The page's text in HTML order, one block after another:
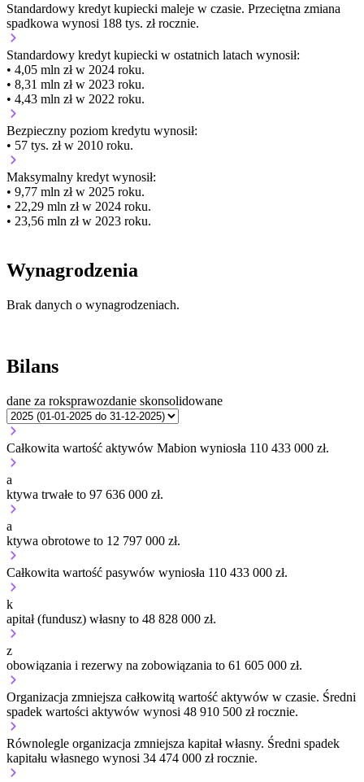
Standardowy kredyt kupiecki maleje w czasie. Przeciętna zmiana
spadkowa wynosi 188 tys. zł rocznie.
Standardowy kredyt kupiecki w ostatnich latach wynosił:
• 4,05 mln zł w 2024 roku.
• 8,31 mln zł w 2023 roku.
• 4,43 mln zł w 2022 roku.
Bezpieczny poziom kredytu wynosił:
• 57 tys. zł w 2010 roku.
Maksymalny kredyt wynosił:
• 9,77 mln zł w 2025 roku.
• 22,29 mln zł w 2024 roku.
• 23,56 mln zł w 2023 roku.
Wynagrodzenia
Brak danych o wynagrodzeniach.
Bilans
dane za roksprawozdanie skonsolidowane
Całkowita wartość aktywów Mabion wyniosła 110 433 000 zł.
a
ktywa trwałe to 97 636 000 zł.
a
ktywa obrotowe to 12 797 000 zł.
Całkowita wartość pasywów wyniosła 110 433 000 zł.
k
apitał (fundusz) własny to 48 828 000 zł.
z
obowiązania i rezerwy na zobowiązania to 61 605 000 zł.
Organizacja zmniejsza całkowitą wartość aktywów w czasie. Średni
spadek wartości aktywów wynosi 48 910 500 zł rocznie.
Równolegle organizacja zmniejsza kapitał własny. Średni spadek
kapitału własnego wynosi 34 474 000 zł rocznie.